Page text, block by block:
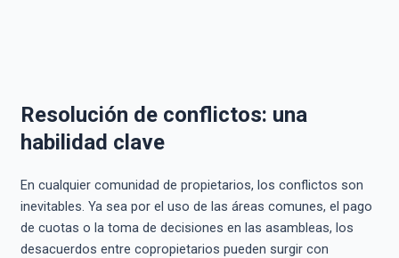
Resolución de conflictos: una
habilidad clave
En cualquier comunidad de propietarios, los conflictos son
inevitables. Ya sea por el uso de las áreas comunes, el pago
de cuotas o la toma de decisiones en las asambleas, los
desacuerdos entre copropietarios pueden surgir con